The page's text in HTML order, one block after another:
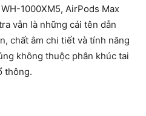
1000XM5, AirPods Max
vẫn là những cái tên dẫn
chất âm chi tiết và tính năng
không thuộc phân khúc tai
thông.